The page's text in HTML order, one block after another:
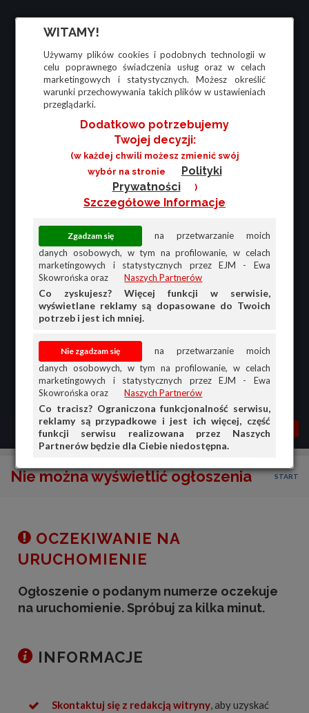
WITAMY!
Używamy plików cookies i podobnych technologii w
celu poprawnego świadczenia usług oraz w celach
marketingowych i statystycznych. Możesz określić
warunki przechowywania takich plików w ustawieniach
przeglądarki.
Dodatkowo potrzebujemy
Twojej decyzji:
(w każdej chwili możesz zmienić swój
wybór na stronie
Polityki
Prywatności
)
Szczegółowe Informacje
na przetwarzanie moich
danych osobowych, w tym na profilowanie, w celach
marketingowych i statystycznych przez EJM - Ewa
Skowrońska oraz
Naszych Partnerów
Co zyskujesz? Więcej funkcji w serwisie,
wyświetlane reklamy są dopasowane do Twoich
potrzeb i jest ich mniej.
na przetwarzanie moich
danych osobowych, w tym na profilowanie, w celach
marketingowych i statystycznych przez EJM - Ewa
Skowrońska oraz
Naszych Partnerów
Co tracisz? Ograniczona funkcjonalność serwisu,
reklamy są przypadkowe i jest ich więcej, część
funkcji serwisu realizowana przez Naszych
Partnerów będzie dla Ciebie niedostępna.
MENU MOJA AG
OGŁOSZENIA
Nie można wyświetlić ogłoszenia START
OCZEKIWANIE NA
URUCHOMIENIE
Ogłoszenie o podanym numerze oczekuje
na uruchomienie. Spróbuj za kilka minut.
INFORMACJE
Skontaktuj się z redakcją witryny, aby uzyskać